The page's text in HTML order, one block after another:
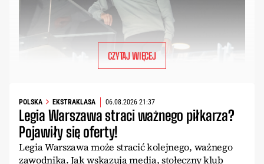
CZYTAJ WIĘCEJ
POLSKA EKSTRAKLASA 06.08.2026 21:37
Legia Warszawa straci ważnego piłkarza?
Pojawiły się oferty!
Legia Warszawa może stracić kolejnego, ważnego
zawodnika. Jak wskazują media, stołeczny klub